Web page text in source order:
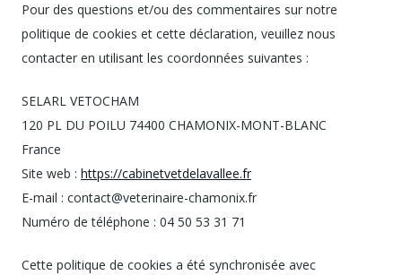
Pour des questions et/ou des commentaires sur notre
politique de cookies et cette déclaration, veuillez nous
contacter en utilisant les coordonnées suivantes :
SELARL VETOCHAM
120 PL DU POILU 74400 CHAMONIX-MONT-BLANC
France
Site web : https://cabinetvetdelavallee.fr
E-mail : contact@veterinaire-chamonix.fr
Numéro de téléphone : 04 50 53 31 71
Cette politique de cookies a été synchronisée avec